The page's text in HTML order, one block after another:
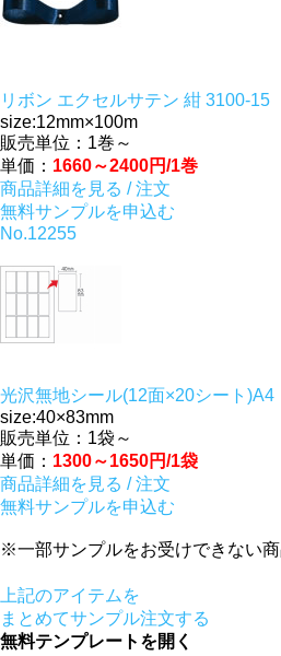
リボン エクセルサテン 紺 3100-15
size:12mm×100m
販売単位：1巻～
単価： 1660～2400円/1巻
商品詳細を見る / 注文
無料サンプルを申込む
No.12255
光沢無地シール(12面×20シート)A4
size:40×83mm
販売単位：1袋～
単価： 1300～1650円/1袋
商品詳細を見る / 注文
無料サンプルを申込む
※一部サンプルをお受けできない
上記のアイテムを
まとめてサンプル注文する
無料テンプレートを開く